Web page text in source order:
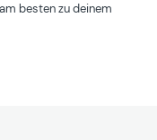
besten zu deinem